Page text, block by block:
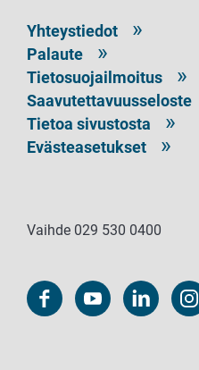
Yhteystiedot
Palaute
Tietosuojailmoitus
Saavutettavuusseloste
Tietoa sivustosta
Evästeasetukset
Vaihde 029 530 0400